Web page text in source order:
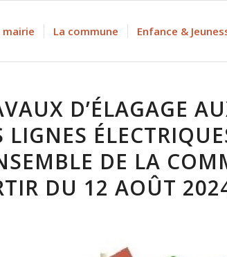
mairie La commune Enfance &
D’ÉLAGAGE
LIGNES
DE LA
DU 12 AOÛT